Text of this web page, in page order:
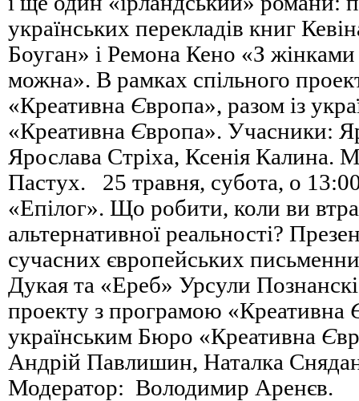
українських перекладів книг
Боуган» і Ремона Кено «З
можна». В рамках спільного
«Креативна Європа», разом із
«Креативна Європа». Учасники:
Ярослава Стріха, Ксенія Калина.
Пастух. 25 травня, субота, о
«Епілог». Що робити, коли ви
альтернативної реальності?
сучасних європейських
Дукая та «Ереб» Урсули
проекту з програмою «Креативна
українським Бюро «Креативна Є
Андрій Павлишин, Наталка
Модератор: Володимир Аренєв.